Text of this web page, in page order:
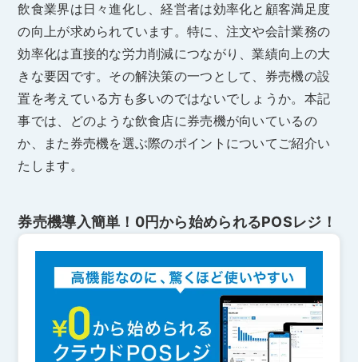
飲食業界は日々進化し、経営者は効率化と顧客満足度
の向上が求められています。特に、注文や会計業務の
効率化は直接的な労力削減につながり、業績向上の大
きな要因です。その解決策の一つとして、券売機の設
置を考えている方も多いのではないでしょうか。本記
事では、どのような飲食店に券売機が向いているの
か、また券売機を選ぶ際のポイントについてご紹介い
たします。
券売機導入簡単！0円から始められるPOSレジ！